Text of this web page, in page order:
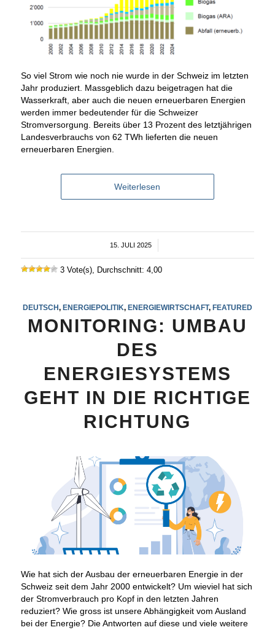
So viel Strom wie noch nie wurde in der Schweiz im letzten
Jahr produziert. Massgeblich dazu beigetragen hat die
Wasserkraft, aber auch die neuen erneuerbaren Energien
werden immer bedeutender für die Schweizer
Stromversorgung. Bereits über 13 Prozent des letztjährigen
Landesverbrauchs von 62 TWh lieferten die neuen
erneuerbaren Energien.
Weiterlesen
15. JULI 2025
3 Vote(s), Durchschnitt: 4,00
DEUTSCH, ENERGIEPOLITIK, ENERGIEWIRTSCHAFT, FEATURED
MONITORING: UMBAU
DES
ENERGIESYSTEMS
GEHT IN DIE RICHTIGE
RICHTUNG
Wie hat sich der Ausbau der erneuerbaren Energie in der
Schweiz seit dem Jahr 2000 entwickelt? Um wieviel hat sich
der Stromverbrauch pro Kopf in den letzten Jahren
reduziert? Wie gross ist unsere Abhängigkeit vom Ausland
bei der Energie? Die Antworten auf diese und viele weitere